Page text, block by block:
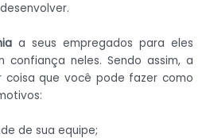
a seus empregados para eles
neles. Sendo assim, a
coisa que você pode fazer como
de sua equipe;